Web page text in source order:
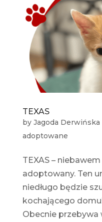
TEXAS
by Jagoda Derwińska
adoptowane
TEXAS –
adoptowany. Ten
niedługo będzie
kochającego
Obecnie